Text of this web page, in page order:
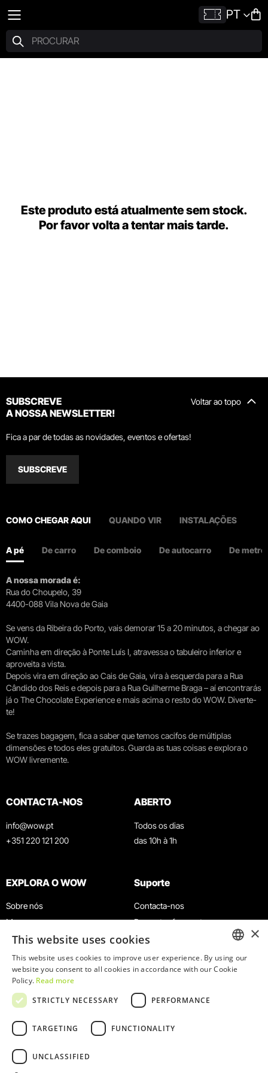
PT
Este produto está atualmente sem stock.
Por favor volta a tentar mais tarde.
Voltar ao topo
SUBSCREVE
A NOSSA NEWSLETTER!
Fica a par de todas as novidades, eventos e ofertas!
SUBSCREVE
COMO CHEGAR AQUI QUANDO VIR INSTALAÇÕES
A pé De carro De comboio De autocarro De metro
A nossa morada é:
Rua do Choupelo, 39
4400-088 Vila Nova de Gaia
Se vens da Ribeira do Porto, vais demorar 15 a 20 minutos, a chegar ao
WOW.
Caminha em direção à Ponte Luís I, atravessa o tabuleiro inferior e
aproveita a vista.
Depois vira em direção ao Cais de Gaia, vira à esquerda para a Rua
Cândido dos Reis e depois para a Rua Guilherme Braga – aí encontrarás
já o The Chocolate Experience e mais acima o resto do WOW. Diverte-
te!
Se trazes bagagem, fica a saber que temos cacifos de múltiplas
dimensões e todos eles gratuitos. Guarda as tuas coisas e explora o
WOW livremente.
CONTACTA-NOS
info@wow.pt
+351 220 121 200
ABERTO
Todos os dias
das 10h à 1h
EXPLORA O WOW
Sobre nós
Museus
Agenda
Notícias
Restaurantes
Cartão WOW
Grupos e Eventos
Serviço Educativo
Suporte
Contacta-nos
Perguntas frequentes
Termos e Condições
Política de privacidade e cookies
Trabalha connosco
Livro de reclamações
ENGLISH
×
This website uses cookies
This website uses cookies to improve user experience. By using our
website you consent to all cookies in accordance with our Cookie
Policy. Read more
STRICTLY NECESSARY
PERFORMANCE
TARGETING FUNCTIONALITY
UNCLASSIFIED